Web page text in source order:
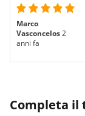
Marco
Vasconcelos2
anni fa
Completa il